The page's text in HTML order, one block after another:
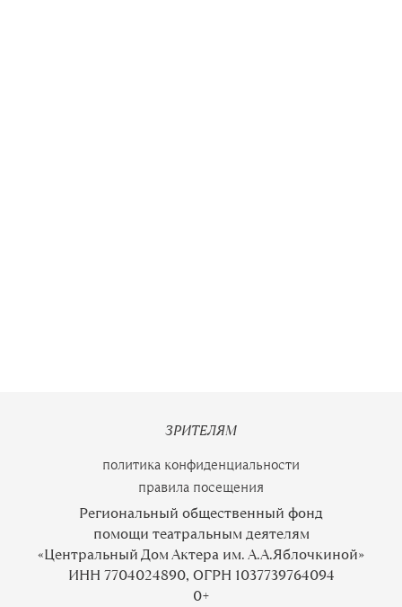
ЗРИТЕЛЯМ
политика конфиденциальности
правила посещения
Региональный общественный фонд
помощи театральным деятелям
«Центральный Дом Актера им. А.А.Яблочкиной»
ИНН 7704024890, ОГРН 1037739764094
0+